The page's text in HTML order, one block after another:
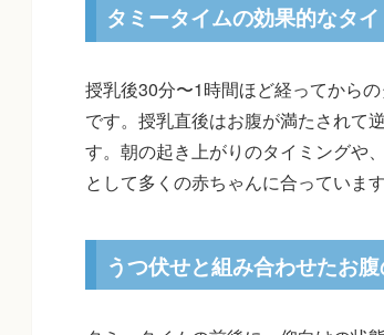
タミータイムの効果的なタ
授乳後30分〜1時間ほど経ってから
です。授乳直後はお腹が満たされて
す。朝の起き上がりのタイミングや
として多くの赤ちゃんに合っています
うつ伏せと組み合わせたお